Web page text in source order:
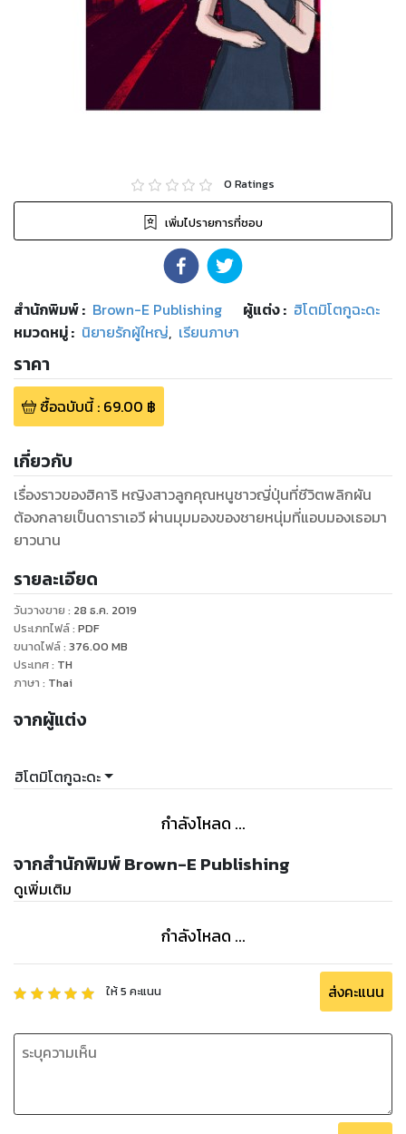
0 Ratings
เพิ่มไปรายการที่ชอบ
สำนักพิมพ์: Brown-E Publishing ผู้แต่ง : ฮิโตมิโตกูฉะดะ
หมวดหมู่: นิยายรักผู้ใหญ่, เรียนภาษา
ราคา
ซื้อฉบับนี้: 69.00 ฿
เกี่ยวกับ
เรื่องราวของฮิคาริ หญิงสาวลูกคุณหนูชาวญี่ปุ่นที่ชีวิตพลิกผัน
ต้องกลายเป็นดาราเอวี ผ่านมุมมองของชายหนุ่มที่แอบมองเธอมา
ยาวนาน
รายละเอียด
วันวางขาย : 28 ธ.ค. 2019
ประเภทไฟล์: PDF
ขนาดไฟล์: 376.00 MB
ประเทศ: TH
ภาษา : Thai
จากผู้แต่ง
ฮิโตมิโตกูฉะดะ
กำลังโหลด ...
จากสำนักพิมพ์ Brown-E Publishing
ดูเพิ่มเติม
กำลังโหลด ...
ให้5 คะแนน ส่งคะแนน